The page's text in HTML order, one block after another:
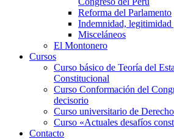
Reforma del Parlamento
Indemnidad,
Misceláneos
El Montonero
Cursos
Curso básico de Teoría del
Constitucional
Curso Conformación del
decisorio
Curso universitario de
Curso «Actuales desafíos
Contacto